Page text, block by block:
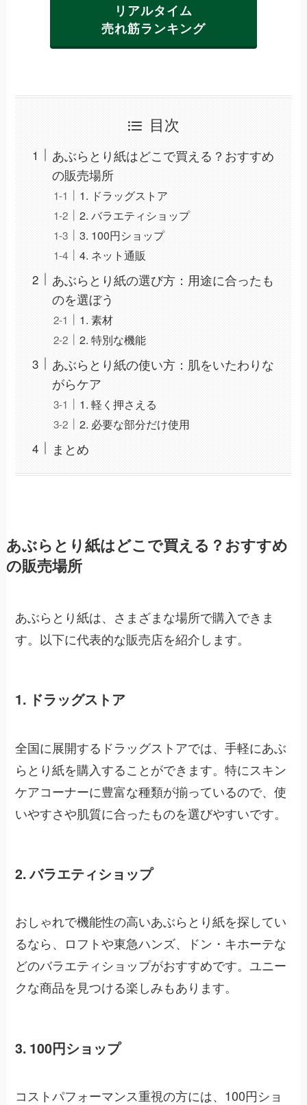
リアルタイム
売れ筋ランキング
目次
あぶらとり紙はどこで買える？おすすめ
の販売場所
1. ドラッグストア
2. バラエティショップ
3. 100円ショップ
4. ネット通販
あぶらとり紙の選び方：用途に合ったも
のを選ぼう
1. 素材
2. 特別な機能
あぶらとり紙の使い方：肌をいたわりな
がらケア
1. 軽く押さえる
2. 必要な部分だけ使用
まとめ
あぶらとり紙はどこで買える？おすすめ
の販売場所
あぶらとり紙は、さまざまな場所で購入できま
す。以下に代表的な販売店を紹介します。
1. ドラッグストア
全国に展開するドラッグストアでは、手軽にあぶ
らとり紙を購入することができます。特にスキン
ケアコーナーに豊富な種類が揃っているので、使
いやすさや肌質に合ったものを選びやすいです。
2. バラエティショップ
おしゃれで機能性の高いあぶらとり紙を探してい
るなら、ロフトや東急ハンズ、ドン・キホーテな
どのバラエティショップがおすすめです。ユニー
クな商品を見つける楽しみもあります。
3. 100円ショップ
コストパフォーマンス重視の方には、100円ショ